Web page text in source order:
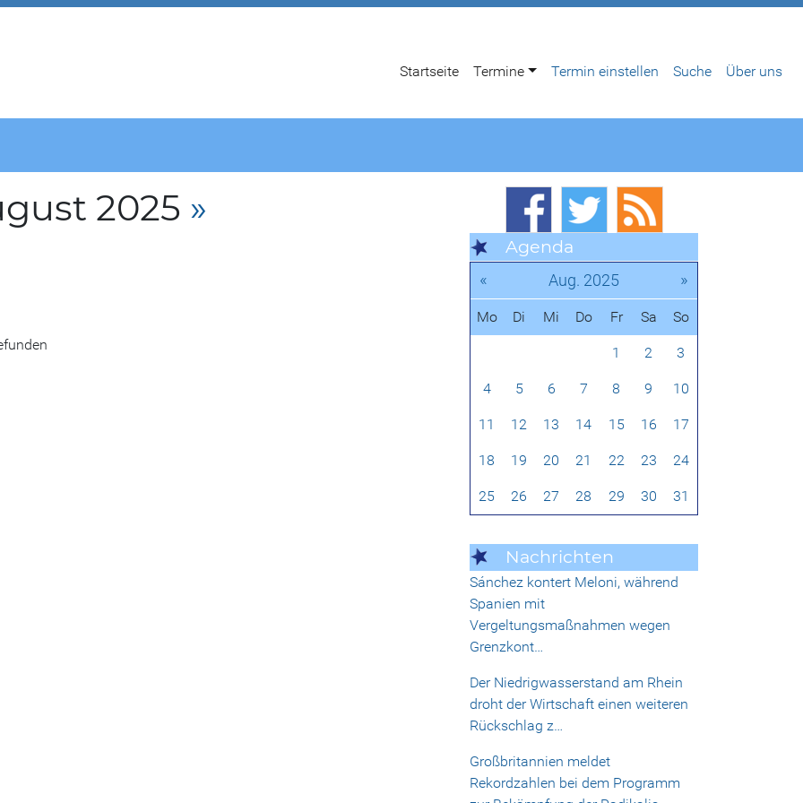
Startseite Termine Termin einstellen Suche Über uns
2025 »
Agenda
« Aug. 2025 »
Mo Di Mi Do Fr Sa So
1 2 3
4 5 6 7 8 9 10
11 12 13 14 15 16 17
18 19 20 21 22 23 24
25 26 27 28 29 30 31
Nachrichten
Sánchez kontert Meloni, während
Spanien mit
Vergeltungsmaßnahmen wegen
Grenzkont…
Der Niedrigwasserstand am Rhein
droht der Wirtschaft einen weiteren
Rückschlag z…
Großbritannien meldet
Rekordzahlen bei dem Programm